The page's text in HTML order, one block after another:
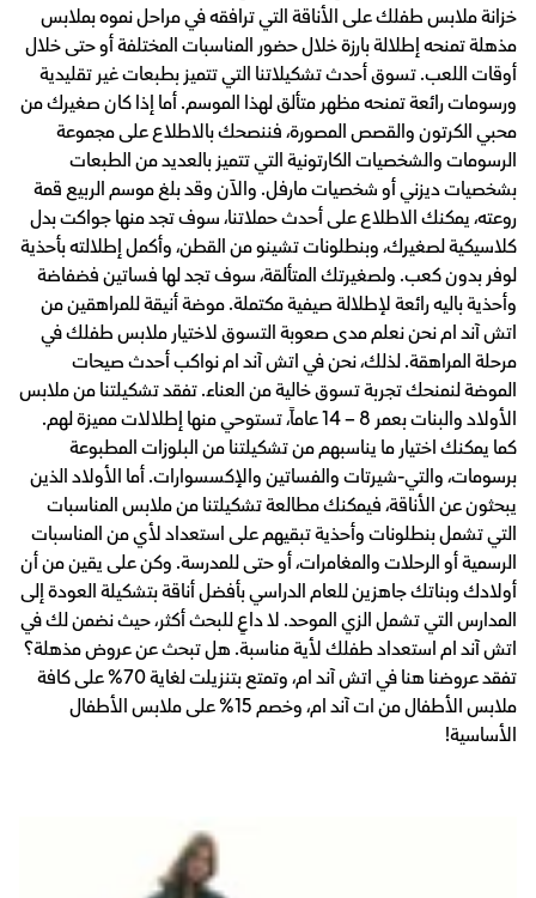
خزانة ملابس طفلك على الأناقة التي ترافقه في مراحل نموه بملابس
مذهلة تمنحه إطلالة بارزة خلال حضور المناسبات المختلفة أو حتى خلال
أوقات اللعب. تسوق أحدث تشكيلاتنا التي تتميز بطبعات غير تقليدية
ورسومات رائعة تمنحه مظهر متألق لهذا الموسم. أما إذا كان صغيرك من
محبي الكرتون والقصص المصورة، فننصحك بالاطلاع على مجموعة
الرسومات والشخصيات الكارتونية التي تتميز بالعديد من الطبعات
بشخصيات ديزني أو شخصيات مارفل. والآن وقد بلغ موسم الربيع قمة
روعته، يمكنك الاطلاع على أحدث حملاتنا، سوف تجد منها جواكت بدل
كلاسيكية لصغيرك، وبنطلونات تشينو من القطن، وأكمل إطلالته بأحذية
لوفر بدون كعب. ولصغيرتك المتألقة، سوف تجد لها فساتين فضفاضة
وأحذية باليه رائعة لإطلالة صيفية مكتملة. موضة أنيقة للمراهقين من
اتش آند ام نحن نعلم مدى صعوبة التسوق لاختيار ملابس طفلك في
مرحلة المراهقة. لذلك، نحن في اتش آند ام نواكب أحدث صيحات
الموضة لنمنحك تجربة تسوق خالية من العناء. تفقد تشكيلتنا من ملابس
الأولاد والبنات بعمر 8 – 14 عاماً، تستوحي منها إطلالات مميزة لهم.
كما يمكنك اختيار ما يناسبهم من تشكيلتنا من البلوزات المطبوعة
برسومات، والتي-شيرتات والفساتين والإكسسوارات. أما الأولاد الذين
يبحثون عن الأناقة، فيمكنك مطالعة تشكيلتنا من ملابس المناسبات
التي تشمل بنطلونات وأحذية تبقيهم على استعداد لأي من المناسبات
الرسمية أو الرحلات والمغامرات، أو حتى للمدرسة. وكن على يقين من أن
أولادك وبناتك جاهزين للعام الدراسي بأفضل أناقة بتشكيلة العودة إلى
المدارس التي تشمل الزي الموحد. لا داعٍ للبحث أكثر، حيث نضمن لك في
اتش آند ام استعداد طفلك لأية مناسبة. هل تبحث عن عروض مذهلة؟
تفقد عروضنا هنا في اتش آند ام، وتمتع بتنزيلت لغاية 70% على كافة
ملابس الأطفال من ات آند ام، وخصم 15% على ملابس الأطفال
الأساسية!